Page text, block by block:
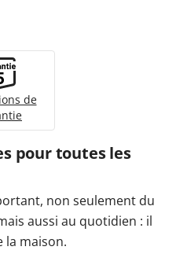
de
pour toutes les
non seulement du
aussi au quotidien : il
la maison.